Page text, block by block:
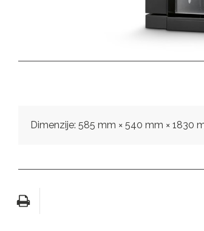
Dimenzije: 585 mm × 540 mm × 1830